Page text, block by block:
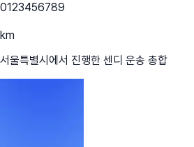
0123456789
km
서울특별시 에서 진행한 센디 운송 총합